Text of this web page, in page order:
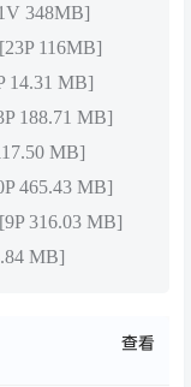
348MB]
116MB]
14.31 MB]
188.71 MB]
MB]
465.43 MB]
316.03 MB]
MB]
查看